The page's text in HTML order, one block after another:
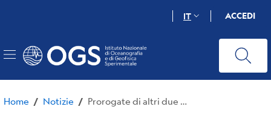
principale
IT ACCEDI
Home / Notizie /